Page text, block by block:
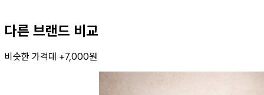
다른 브랜드 비교
비슷한 가격대 +7,000원